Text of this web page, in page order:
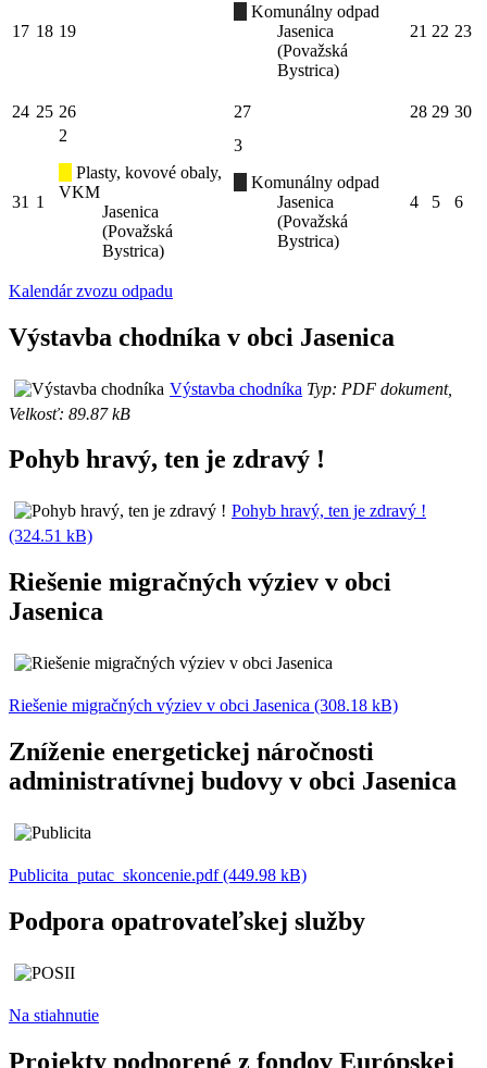
17 18 19
Komunálny odpad
Jasenica
(Považská
Bystrica)
21 22 23
24 25 26 27 28 29 30
31 1
2
Plasty, kovové obaly,
VKM
Jasenica
(Považská
Bystrica)
3
Komunálny odpad
Jasenica
(Považská
Bystrica)
4 5 6
Kalendár zvozu odpadu
Výstavba chodníka v obci Jasenica
Výstavba chodníka Typ: PDF dokument,
Velkosť: 89.87 kB
Pohyb hravý, ten je zdravý !
Pohyb hravý, ten je zdravý !
(324.51 kB)
Riešenie migračných výziev v obci
Jasenica
Riešenie migračných výziev v obci Jasenica (308.18 kB)
Zníženie energetickej náročnosti
administratívnej budovy v obci Jasenica
Publicita_putac_skoncenie.pdf (449.98 kB)
Podpora opatrovateľskej služby
Na stiahnutie
Projekty podporené z fondov Európskej